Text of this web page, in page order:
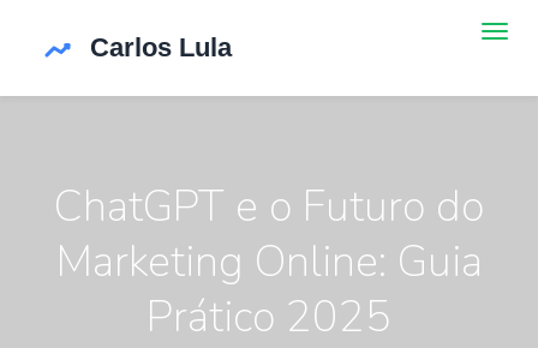
ChatGPT e o Futuro do
Marketing Online: Guia
Prático 2025